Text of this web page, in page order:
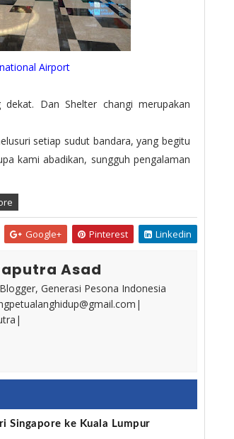
Airport
Dan Shelter changi merupakan
setiap sudut bandara, yang begitu
kami abadikan, sungguh pengalaman
Google+ Pinterest Linkedin
Asad
Generasi Pesona Indonesia
Singapore ke Kuala Lumpur